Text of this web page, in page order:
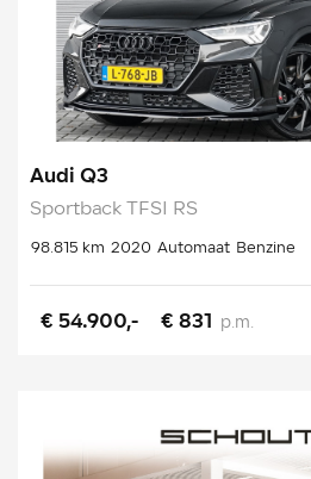
Audi Q3
Sportback TFSI RS
98.815 km 2020 Automaat Benzine
€ 54.900,- € 831 p.m.